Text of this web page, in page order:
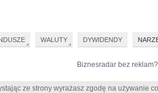
Biznesradar bez reklam?
ze strony wyrażasz zgodę na używanie
WALUTY DYWIDENDY